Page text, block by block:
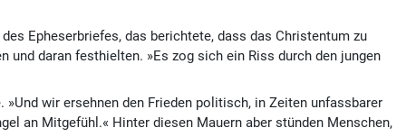
Epheserbriefes, das berichtete, dass das Christentum zu
und daran festhielten. »Es zog sich ein Riss durch den jungen
wir ersehnen den Frieden politisch, in Zeiten unfassbarer
an Mitgefühl.« Hinter diesen Mauern aber stünden Menschen,